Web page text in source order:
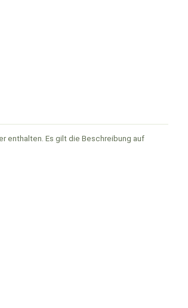
enthalten. Es gilt die Beschreibung auf